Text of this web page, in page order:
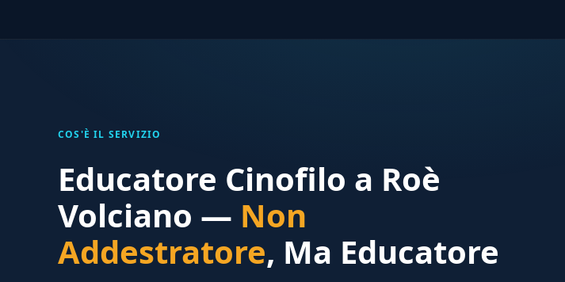
COS'È IL SERVIZIO
Educatore Cinofilo a Roè
Volciano — Non
Addestratore, Ma Educatore